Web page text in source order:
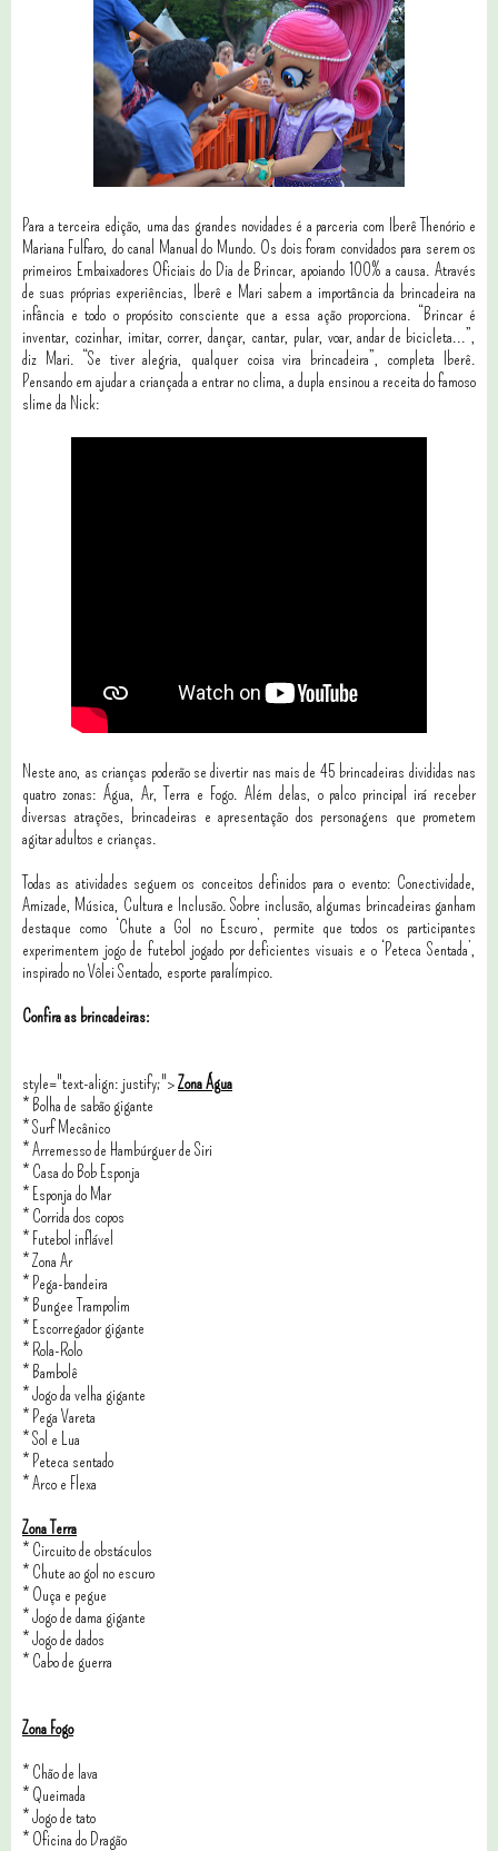
Para a terceira edição, uma das grandes novidades é a parceria com Iberê Thenório e
Mariana Fulfaro, do canal Manual do Mundo. Os dois foram convidados para serem os
primeiros Embaixadores Oficiais do Dia de Brincar, apoiando 100% a causa. Através
de suas próprias experiências, Iberê e Mari sabem a importância da brincadeira na
infância e todo o propósito consciente que a essa ação proporciona. “Brincar é
inventar, cozinhar, imitar, correr, dançar, cantar, pular, voar, andar de bicicleta...”,
diz Mari. “Se tiver alegria, qualquer coisa vira brincadeira”, completa Iberê.
Pensando em ajudar a criançada a entrar no clima, a dupla ensinou a receita do famoso
slime da Nick:
Neste ano, as crianças poderão se divertir nas mais de 45 brincadeiras divididas nas
quatro zonas: Água, Ar, Terra e Fogo. Além delas, o palco principal irá receber
diversas atrações, brincadeiras e apresentação dos personagens que prometem
agitar adultos e crianças.
Todas as atividades seguem os conceitos definidos para o evento: Conectividade,
Amizade, Música, Cultura e Inclusão. Sobre inclusão, algumas brincadeiras ganham
destaque como ‘Chute a Gol no Escuro’, permite que todos os participantes
experimentem jogo de futebol jogado por deficientes visuais e o ‘Peteca Sentada’,
inspirado no Vôlei Sentado, esporte paralímpico.
Confira as brincadeiras:
style="text-align: justify;">Zona Água
* Bolha de sabão gigante
*Surf Mecânico
*Arremesso de Hambúrguer de Siri
* Casa do Bob Esponja
* Esponja do Mar
* Corrida dos copos
* Futebol inflável
*Zona Ar
* Pega-bandeira
* Bungee Trampolim
* Escorregador gigante
* Rola-Rolo
* Bambolê
*Jogo da velha gigante
* Pega Vareta
*Sol e Lua
* Peteca sentado
*Arco e Flexa
Zona Terra
* Circuito de obstáculos
* Chute ao gol no escuro
* Ouça e pegue
*Jogo de dama gigante
*Jogo de dados
* Cabo de guerra
Zona Fogo
* Chão de lava
* Queimada
*Jogo de tato
* Oficina do Dragão